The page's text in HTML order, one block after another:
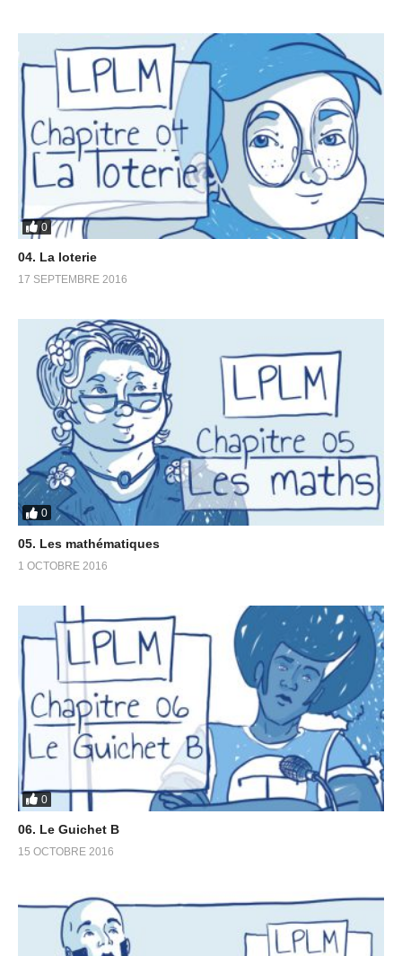
0
04. La loterie
17 SEPTEMBRE 2016
0
05. Les mathématiques
1 OCTOBRE 2016
0
06. Le Guichet B
15 OCTOBRE 2016